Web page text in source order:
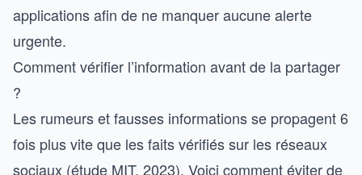
applications afin de ne manquer aucune alerte
urgente.
Comment vérifier l’information avant de la partager
?
Les rumeurs et fausses informations se propagent 6
fois plus vite que les faits vérifiés sur les réseaux
sociaux (étude MIT, 2023). Voici comment éviter de